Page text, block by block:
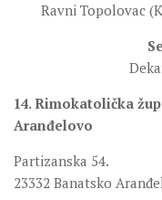
Ravni Topolovac
14. Rimokatolička
Aranđelovo
Partizanska 54.
23332 Banatsko